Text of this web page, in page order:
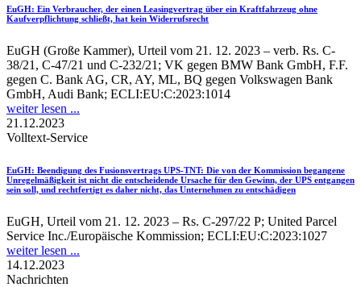
EuGH: Ein Verbraucher, der einen Leasingvertrag über ein Kraftfahrzeug ohne
Kaufverpflichtung schließt, hat kein Widerrufsrecht
EuGH (Große Kammer), Urteil vom 21. 12. 2023 – verb. Rs. C-
38/21, C-47/21 und C-232/21; VK gegen BMW Bank GmbH, F.F.
gegen C. Bank AG, CR, AY, ML, BQ gegen Volkswagen Bank
GmbH, Audi Bank; ECLI:EU:C:2023:1014
weiter lesen ...
21.12.2023
Volltext-Service
EuGH: Beendigung des Fusionsvertrags UPS-TNT: Die von der Kommission begangene
Unregelmäßigkeit ist nicht die entscheidende Ursache für den Gewinn, der UPS entgangen
sein soll, und rechtfertigt es daher nicht, das Unternehmen zu entschädigen
EuGH, Urteil vom 21. 12. 2023 – Rs. C-297/22 P; United Parcel
Service Inc./Europäische Kommission; ECLI:EU:C:2023:1027
weiter lesen ...
14.12.2023
Nachrichten